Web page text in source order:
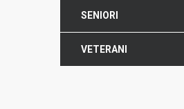
SENIORI
VETERANI